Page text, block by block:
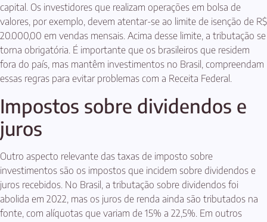
capital. Os investidores que realizam operações em bolsa de
valores, por exemplo, devem atentar-se ao limite de isenção de R$
20.000,00 em vendas mensais. Acima desse limite, a tributação se
torna obrigatória. É importante que os brasileiros que residem
fora do país, mas mantêm investimentos no Brasil, compreendam
essas regras para evitar problemas com a Receita Federal.
Impostos sobre dividendos e
juros
Outro aspecto relevante das taxas de imposto sobre
investimentos são os impostos que incidem sobre dividendos e
juros recebidos. No Brasil, a tributação sobre dividendos foi
abolida em 2022, mas os juros de renda ainda são tributados na
fonte, com alíquotas que variam de 15% a 22,5%. Em outros